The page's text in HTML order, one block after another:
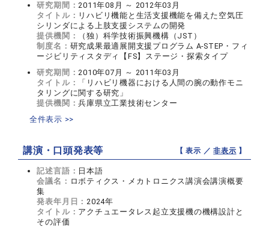
研究期間：2011年08月 ～ 2012年03月
タイトル： リハビリ機能と生活支援機能を備えた空気圧
シリンダによる上肢支援システムの開発
提供機関：
（独）科学技術振興機構（JST）
制度名： 研究成果最適展開支援プログラム A-STEP・フィ
ージビリティスタディ【FS】ステージ・探索タイプ
研究期間：2010年07月 ～ 2011年03月
タイトル：
「リハビリ機器における人間の腕の動作モニ
タリングに関する研究」
提供機関：兵庫県立工業技術センター
全件表示 >>
講演・口頭発表等 【 表示 ／非表示 】
記述言語： 日本語
会議名： ロボティクス・メカトロニクス講演会講演概要
集
発表年月日：2024年
タイトル： アクチュエータレス起立支援機の機構設計と
その評価